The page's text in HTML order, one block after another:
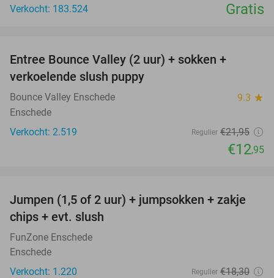
Verkocht: 183.524
Gratis
Entree Bounce Valley (2 uur) + sokken +
verkoelende slush puppy
Bounce Valley Enschede 9.3 star
Enschede
Verkocht: 2.519
Regulier €21,95
€12,95
48%
Jumpen (1,5 of 2 uur) + jumpsokken + zakje
chips + evt. slush
FunZone Enschede
Enschede
Verkocht: 1.220
Regulier €18,30